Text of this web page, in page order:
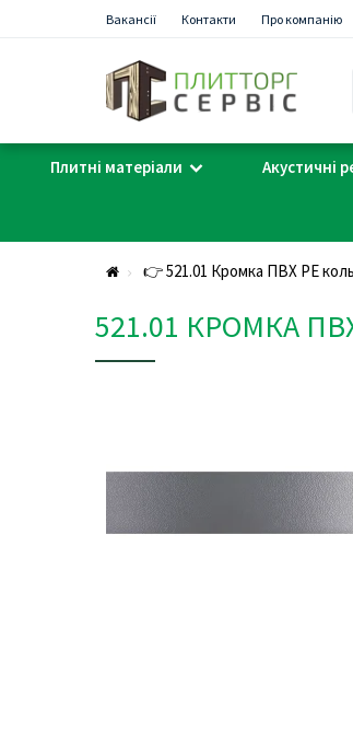
Вакансії Контакти Про компанію
Плитні матеріали Акустичні
👉 521.01 Кромка ПВХ PE
521.01 КРОМКА